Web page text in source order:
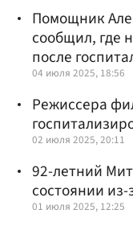
Помощник
сообщил, где
после
04 июля 2025, 18:56
Режиссера
02 июля 2025, 20:11
92-летний
состоянии
01 июля 2025, 12:25